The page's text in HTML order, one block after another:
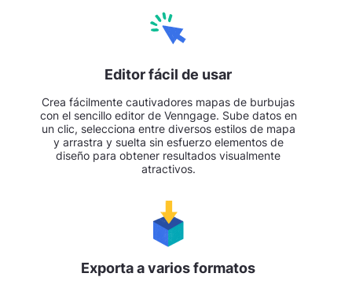
Editor fácil de usar
Crea fácilmente cautivadores mapas de burbujas
con el sencillo editor de Venngage. Sube datos en
un clic, selecciona entre diversos estilos de mapa
y arrastra y suelta sin esfuerzo elementos de
diseño para obtener resultados visualmente
atractivos.
Exporta a varios formatos